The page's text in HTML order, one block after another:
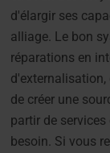
d'élargir ses
alliage. Le bon
réparations en
de créer une
partir de
besoin. Si vous